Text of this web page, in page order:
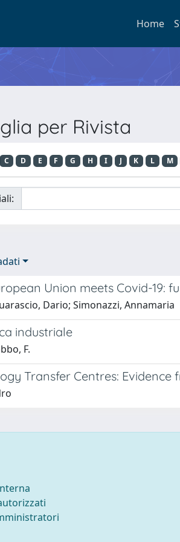
Home
per Rivista
C D E F G H I J K L M
Union meets Covid-19:
Dario; Simonazzi, Annamaria
industriale
F.
Transfer Centres: